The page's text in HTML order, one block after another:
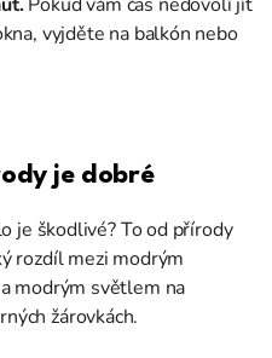
vyjděte na balkón nebo
je dobré
je škodlivé? To od přírody
rozdíl mezi modrým
modrým světlem na
žárovkách.